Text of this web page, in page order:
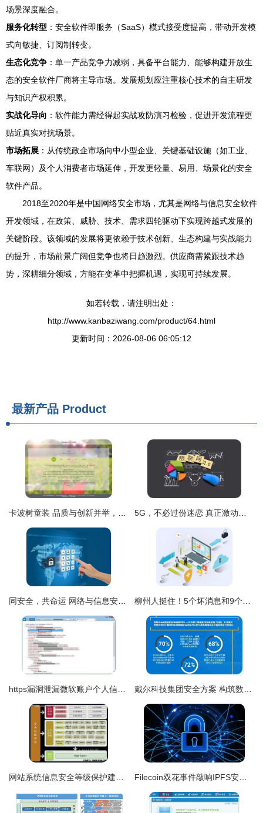
场景深度融合。
服务化转型 ：安全软件即服务（SaaS）模式接受度提高，带动开发模
式向敏捷、订阅制转变。
生态化竞争 ：单一产品竞争力减弱，具备平台能力、能够构建开放生
态的安全软件厂商将主导市场。发展规划应注重核心技术的自主研发
与知识产权积累。
实战化导向 ：软件能力需经得起实战攻防演习检验，促进开发流程更
贴近真实对抗场景。
市场拓展 ：从传统政企市场向中小型企业、关键基础设施（如工业、
车联网）及个人消费者市场延伸，开发更轻量、易用、场景化的安全
软件产品。
2018至2020年是中国网络安全市场，尤其是网络与信息安全软件
开发领域，在政策、威胁、技术、需求四轮驱动下实现跨越式发展的
关键阶段。该领域的发展将更依赖于技术创新、生态构建与实战能力
的提升，市场前景广阔但竞争也将日趋激烈。供应商需紧跟技术趋
势，深耕细分领域，方能在变革中把握机遇，实现可持续发展。
如若转载，请注明出处：
http://www.kanbaziwang.com/product/64.html
更新时间：2026-08-06 06:05:12
最新产品 Product